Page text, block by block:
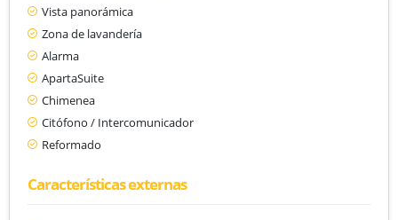
Vista panorámica
Zona de lavandería
Alarma
ApartaSuite
Chimenea
Citófono / Intercomunicador
Reformado
Características externas